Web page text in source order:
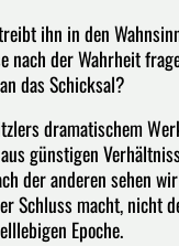
ihn in den
nach der Wahrheit
das Schicksal?
dramatischem
günstigen
der anderen sehen
Schluss macht, nicht
Epoche.